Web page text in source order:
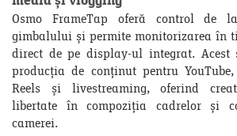
Osmo FrameTap oferă control de
gimbalului și permite monitorizarea în
direct de pe display-ul integrat. Acest
producția de conținut pentru
Reels și livestreaming, oferind
libertate în compoziția cadrelor și
camerei.